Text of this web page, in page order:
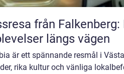
från
längs vägen
är ett spännande resmål i
rika kultur och vänliga